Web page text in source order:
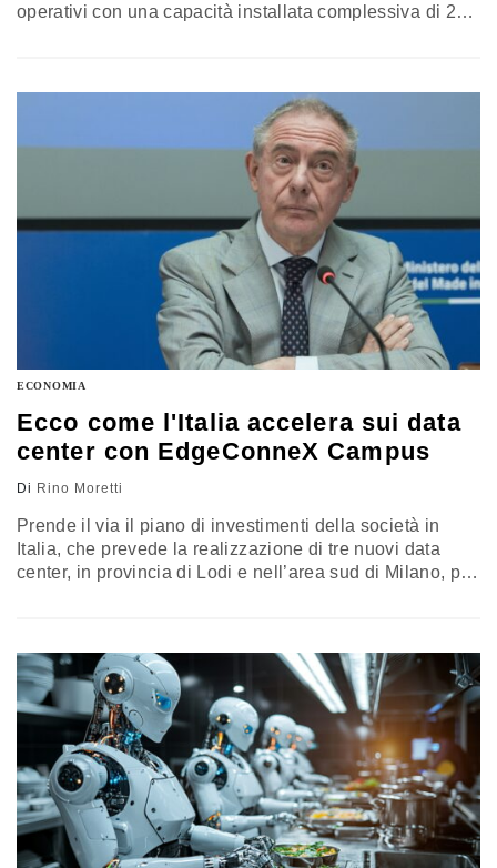
operativi con una capacità installata complessiva di 270
ECONOMIA
Ecco come l'Italia accelera sui data
center con EdgeConneX Campus
Di Rino Moretti
Prende il via il piano di investimenti della società in
Italia, che prevede la realizzazione di tre nuovi data
center, in provincia di Lodi e nell’area sud di Milano, per